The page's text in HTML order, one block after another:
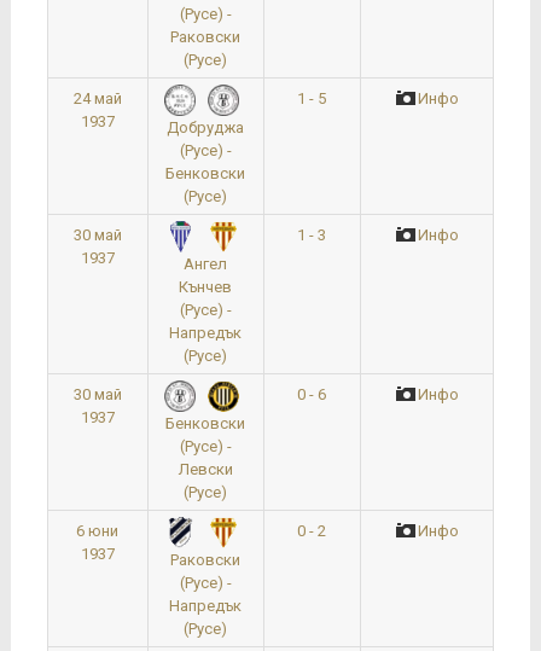
(Русе) -
Раковски
(Русе)
24 май
1937
Добруджа
(Русе) -
Бенковски
(Русе)
1 - 5 Инфо
30 май
1937
Ангел
Кънчев
(Русе) -
Напредък
(Русе)
1 - 3 Инфо
30 май
1937
Бенковски
(Русе) -
Левски
(Русе)
0 - 6 Инфо
6 юни
1937
Раковски
(Русе) -
Напредък
(Русе)
0 - 2 Инфо